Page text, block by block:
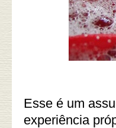
Esse é um
experiência